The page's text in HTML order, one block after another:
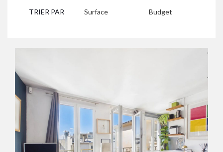
TRIER PAR Surface Budget